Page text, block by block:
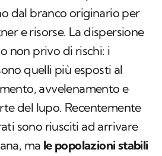
dal branco originario per
e risorse. La dispersione
non privo di rischi: i
quelli più esposti al
avvelenamento e
del lupo. Recentemente
sono riusciti ad arrivare
ma le popolazioni stabili